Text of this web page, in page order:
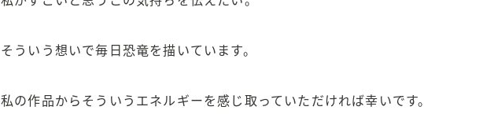
そういう想いで毎日恐竜を描いています。
私の作品からそういうエネルギーを感じ取っていただければ幸いです。